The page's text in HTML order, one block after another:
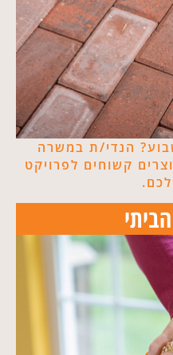
הנדי/ת במשרה
קשוחים לפרויקט